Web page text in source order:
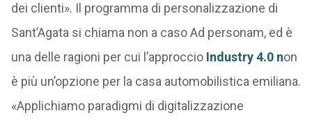
dei clienti». Il programma di personalizzazione di
Sant’Agata si chiama non a caso Ad personam, ed è
una delle ragioni per cui l’approccioIndustry 4.0 non
è più un’opzione per la casa automobilistica emiliana.
«Applichiamo paradigmi di digitalizzazione